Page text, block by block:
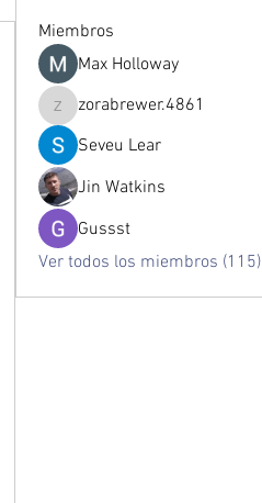
Miembros
Max Holloway
zorabrewer.4861
zorabrewer.4861
Seveu Lear
Jin Watkins
Gussst
Ver todos los miembros (115)